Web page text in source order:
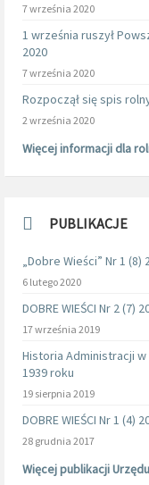
7 września 2020
1 września ruszył
2020
7 września 2020
Rozpoczął się spis
2 września 2020
Więcej informacji dla
PUBLIKACJE
„Dobre Wieści” Nr 1 (8)
6 lutego 2020
DOBRE WIEŚCI Nr 2 (7)
17 września 2019
Historia Administracji
1939 roku
19 sierpnia 2019
DOBRE WIEŚCI Nr 1 (4)
28 grudnia 2017
Więcej publikacji